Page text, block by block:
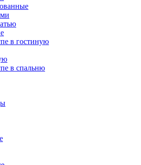
в гостиную
в спальню